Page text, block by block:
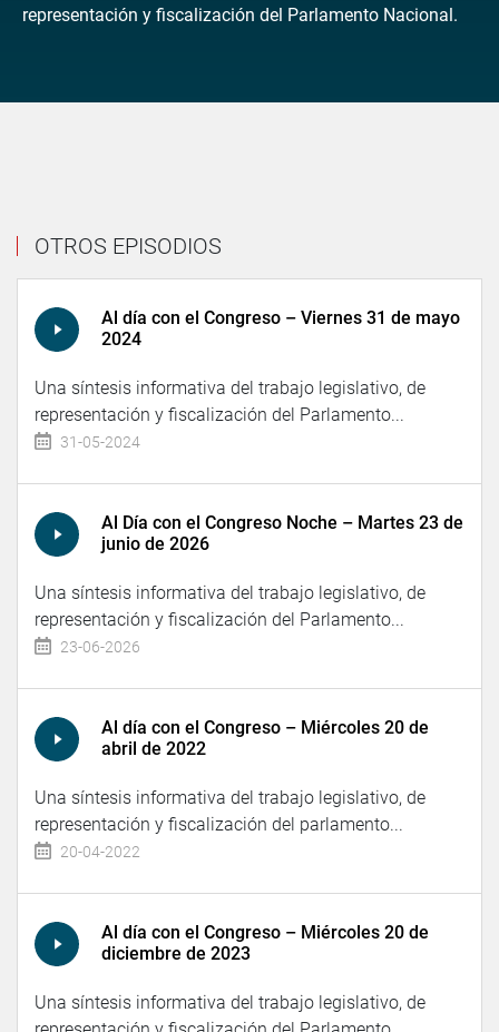
representación y fiscalización del Parlamento Nacional.
OTROS EPISODIOS
Al día con el Congreso – Viernes 31 de mayo
2024
Una síntesis informativa del trabajo legislativo, de
representación y fiscalización del Parlamento...
31-05-2024
Al Día con el Congreso Noche – Martes 23 de
junio de 2026
Una síntesis informativa del trabajo legislativo, de
representación y fiscalización del Parlamento...
23-06-2026
Al día con el Congreso – Miércoles 20 de
abril de 2022
Una síntesis informativa del trabajo legislativo, de
representación y fiscalización del parlamento...
20-04-2022
Al día con el Congreso – Miércoles 20 de
diciembre de 2023
Una síntesis informativa del trabajo legislativo, de